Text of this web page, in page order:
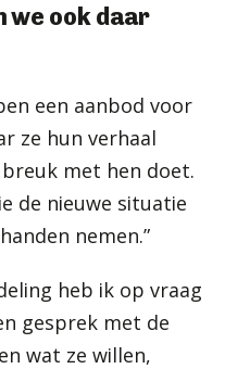
we ook daar
een aanbod voor
ze hun verhaal
met hen doet.
de nieuwe situatie
nemen.”
heb ik op vraag
gesprek met de
wat ze willen,